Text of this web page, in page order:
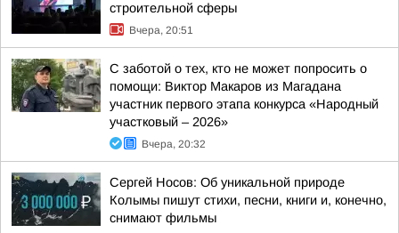
строительной сферы
Вчера, 20:51
С заботой о тех, кто не может попросить о
помощи: Виктор Макаров из Магадана
участник первого этапа конкурса «Народный
участковый – 2026»
Вчера, 20:32
Сергей Носов: Об уникальной природе
Колымы пишут стихи, песни, книги и, конечно,
снимают фильмы